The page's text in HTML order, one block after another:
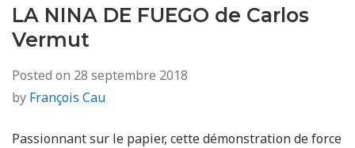
LA NINA DE FUEGO de Carlos
Vermut
Posted on 28 septembre 2018
by François Cau
Passionnant sur le papier, cette démonstration de force